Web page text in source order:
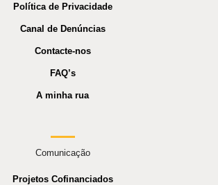
Política de Privacidade
Canal de Denúncias
Contacte-nos
FAQ’s
A minha rua
Comunicação
Projetos Cofinanciados